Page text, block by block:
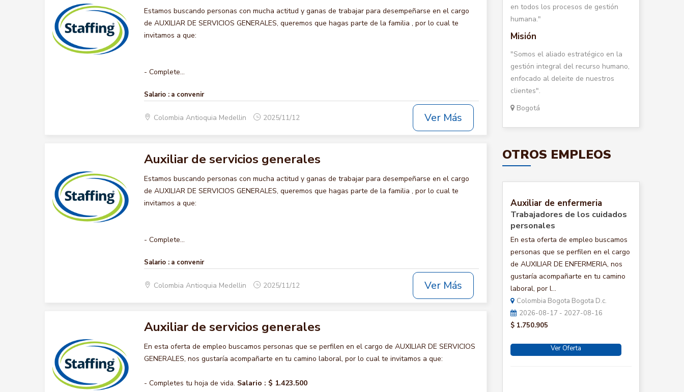
Estamos buscando personas con mucha actitud y ganas de trabajar para desempeñarse en el cargo
de AUXILIAR DE SERVICIOS GENERALES, queremos que hagas parte de la familia , por lo cual te
invitamos a que:
- Complete...
Salario : a convenir
Colombia Antioquia Medellin 2025/11/12 Ver Más
Auxiliar de servicios generales
Estamos buscando personas con mucha actitud y ganas de trabajar para desempeñarse en el cargo
de AUXILIAR DE SERVICIOS GENERALES, queremos que hagas parte de la familia , por lo cual te
invitamos a que:
- Complete...
Salario : a convenir
Colombia Antioquia Medellin 2025/11/12 Ver Más
Auxiliar de servicios generales
En esta oferta de empleo buscamos personas que se perfilen en el cargo de AUXILIAR DE SERVICIOS
GENERALES, nos gustaría acompañarte en tu camino laboral, por lo cual te invitamos a que:
- Completes tu hoja de vida. Salario : $ 1.423.500
en todos los procesos de gestión
humana."
Misión
"Somos el aliado estratégico en la
gestión integral del recurso humano,
enfocado al deleite de nuestros
clientes".
Bogotá
OTROS EMPLEOS
Auxiliar de enfermeria
Trabajadores de los cuidados
personales
En esta oferta de empleo buscamos
personas que se perfilen en el cargo
de AUXILIAR DE ENFERMERIA, nos
gustaría acompañarte en tu camino
laboral, por l...
Colombia Bogota Bogota D.c.
2026-08-17 - 2027-08-16
$ 1.750.905
Ver Oferta